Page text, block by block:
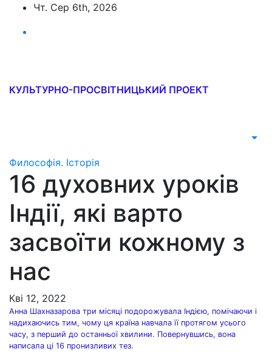
Перейти
вмісту
Чт. Сер 6th, 2026
КУЛЬТУРНО-ПРОСВІТНИЦЬКИЙ ПРОЕКТ
Философія. Історія
16 духовних уроків
Індії, які варто
засвоїти кожному з
нас
Кві 12, 2022
Анна Шахназарова три місяці подорожувала Індією, помічаючи і
надихаючись тим, чому ця країна навчала її протягом усього
часу, з перший до останньої хвилини. Повернувшись, вона
написала ці 16 пронизливих тез.